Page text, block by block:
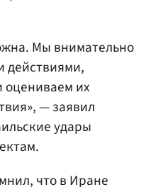
Мы внимательно
действиями,
оцениваем их
— заявил
удары
что в Иране